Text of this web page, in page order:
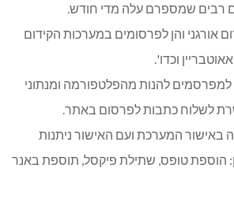
רבים שמספרם עלה מדי חודש.
אורגני והן לפרסומים במערכות הקידום
וכדו'.
להנות מהפלטפורמה ומנתוני
לשלוח כתבות לפרסום באתר.
באישור המערכת ועם האישור ניתנות
הוספת טופס, שתילת פיקסל, תוספת באנר